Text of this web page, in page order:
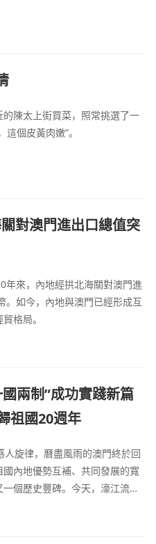
陳太上街買菜，照常挑選了一
個皮黃肉嫩”。
對澳門進出口總值突
年來，內地經拱北海關對澳門進
。如今，內地與澳門已經形成互
格局。
兩制”成功實踐新篇
祖國20週年
旋律，曆盡風雨的澳門終於回
內地優勢互補、共同發展的寬
個歷史豐碑。今天，濠江流